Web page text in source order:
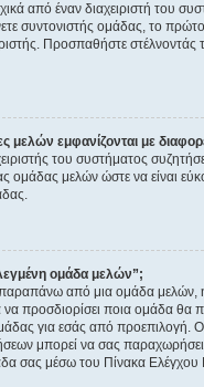
από έναν διαχειριστή του
συντονιστής ομάδας, το
Προσπαθήστε
μελών εμφανίζονται με
του συστήματος
ομάδας μελών ώστε να είναι
ομάδα μελών”;
παραπάνω από μια ομάδα μελών,
να προσδιορίσει ποια ομάδα θα
για εσάς από προεπιλογή. Ο
μπορεί να σας παραχωρήσει
σας μέσω του Πίνακα Ελέγχου